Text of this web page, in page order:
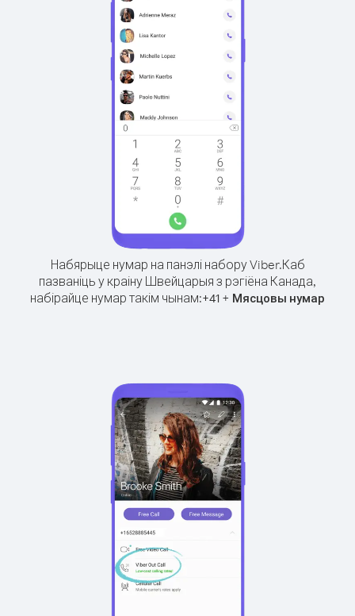
Набярыце нумар на панэлі набору Viber.Каб
пазваніць у краіну Швейцарыя з рэгіёна Канада,
набірайце нумар такім чынам:+41 + Мясцовы нумар